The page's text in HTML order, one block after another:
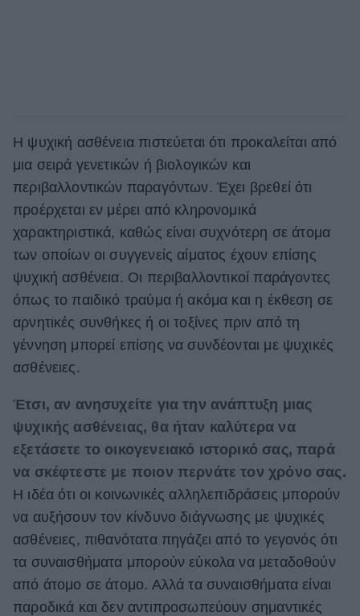
Η ψυχική ασθένεια πιστεύεται ότι προκαλείται από
μια σειρά γενετικών ή βιολογικών και
περιβαλλοντικών παραγόντων. Έχει βρεθεί ότι
προέρχεται εν μέρει από κληρονομικά
χαρακτηριστικά, καθώς είναι συχνότερη σε άτομα
των οποίων οι συγγενείς αίματος έχουν επίσης
ψυχική ασθένεια. Οι περιβαλλοντικοί παράγοντες
όπως το παιδικό τραύμα ή ακόμα και η έκθεση σε
αρνητικές συνθήκες ή οι τοξίνες πριν από τη
γέννηση μπορεί επίσης να συνδέονται με ψυχικές
ασθένειες.
Έτσι, αν ανησυχείτε για την ανάπτυξη μιας
ψυχικής ασθένειας, θα ήταν καλύτερα να
εξετάσετε το οικογενειακό ιστορικό σας, παρά
να σκέφτεστε με ποιον περνάτε τον χρόνο σας.
Η ιδέα ότι οι κοινωνικές αλληλεπιδράσεις μπορούν
να αυξήσουν τον κίνδυνο διάγνωσης με ψυχικές
ασθένειες, πιθανότατα πηγάζει από το γεγονός ότι
τα συναισθήματα μπορούν εύκολα να μεταδοθούν
από άτομο σε άτομο. Αλλά τα συναισθήματα είναι
παροδικά και δεν αντιπροσωπεύουν σημαντικές